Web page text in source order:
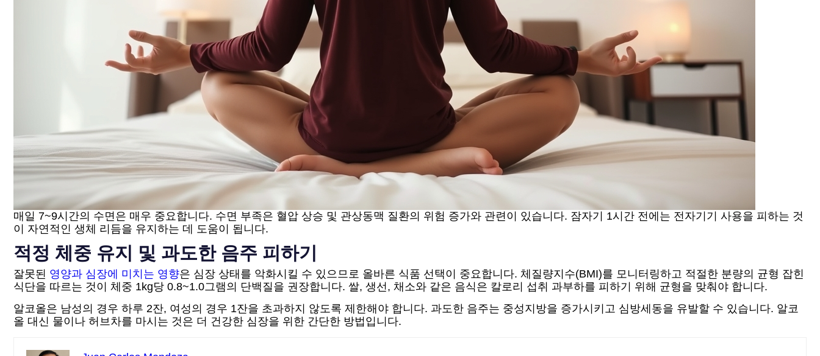
매일 7~9시간의 수면은 매우 중요합니다. 수면 부족은 혈압 상승 및 관상동맥 질환의 위험 증가와 관련이 있습니다. 잠자기 1시간 전에는 전자기기 사용을 피하는 것
이 자연적인 생체 리듬을 유지하는 데 도움이 됩니다.
적정 체중 유지 및 과도한 음주 피하기
잘못된 영양과 심장에 미치는 영향은 심장 상태를 악화시킬 수 있으므로 올바른 식품 선택이 중요합니다. 체질량지수(BMI)를 모니터링하고 적절한 분량의 균형 잡힌
식단을 따르는 것이 체중 1kg당 0.8~1.0그램의 단백질을 권장합니다. 쌀, 생선, 채소와 같은 음식은 칼로리 섭취 과부하를 피하기 위해 균형을 맞춰야 합니다.
알코올은 남성의 경우 하루 2잔, 여성의 경우 1잔을 초과하지 않도록 제한해야 합니다. 과도한 음주는 중성지방을 증가시키고 심방세동을 유발할 수 있습니다. 알코
올 대신 물이나 허브차를 마시는 것은 더 건강한 심장을 위한 간단한 방법입니다.